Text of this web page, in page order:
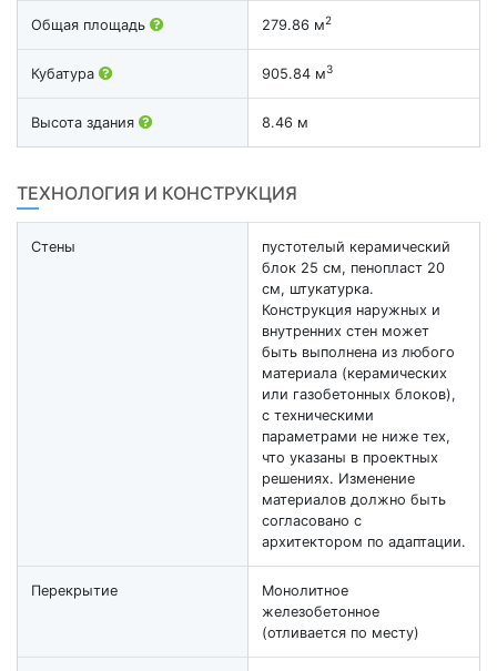
Общая площадь 279.86 м2
Кубатура 905.84 м3
Высота здания 8.46 м
ТЕХНОЛОГИЯ И КОНСТРУКЦИЯ
Стены
пустотелый керамический
блок 25 см, пенопласт 20
см, штукатурка.
Конструкция наружных и
внутренних стен может
быть выполнена из любого
материала (керамических
или газобетонных блоков),
с техническими
параметрами не ниже тех,
что указаны в проектных
решениях. Изменение
материалов должно быть
согласовано с
архитектором по адаптации.
Перекрытие
Монолитное
железобетонное
(отливается по месту)